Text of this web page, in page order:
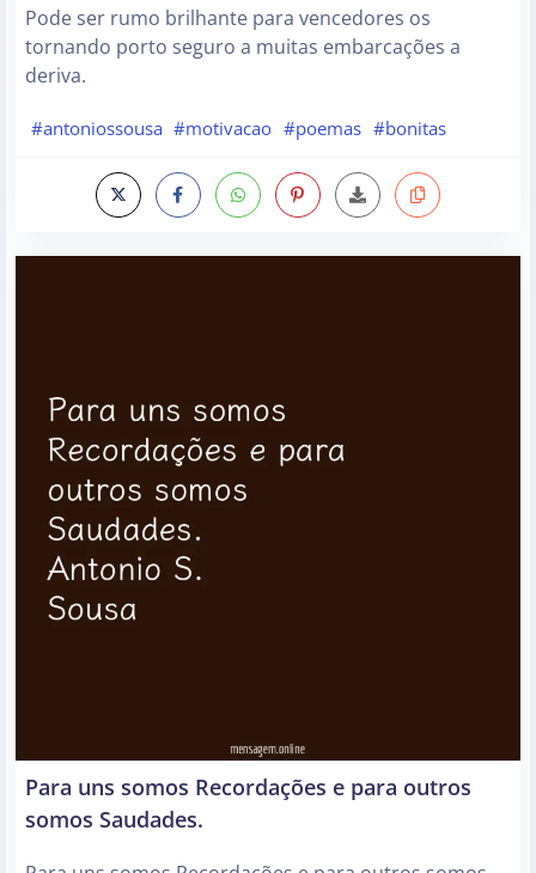
Pode ser rumo brilhante para vencedores os
tornando porto seguro a muitas embarcações a
deriva.
#antoniossousa #motivacao #poemas #bonitas
Para uns somos Recordações e para outros
somos Saudades.